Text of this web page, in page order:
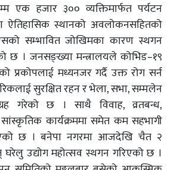
एक हजार ३०० व्यक्तिमार्फत पर्यटन
ऐतिहासिक स्थानको अवलोकनसहितको
सम्भावित जोखिमका कारण स्थगन
छ । जनसङ्ख्या मन्त्रालयले कोभिड–१९
प्रकोपलाई मध्यनजर गर्दै उक्त रोग सर्न
सुरक्षित रहन र भेला, सभा, सम्मलेन
गरेको छ । साथै विवाह, व्रतबन्ध,
सांस्कृतिक कार्यक्रममा समेत कम सहभागी
छ । बनेपा नगरमा आजदेखि चैत २
उद्योग महोत्सव स्थगन गरिएको छ ।